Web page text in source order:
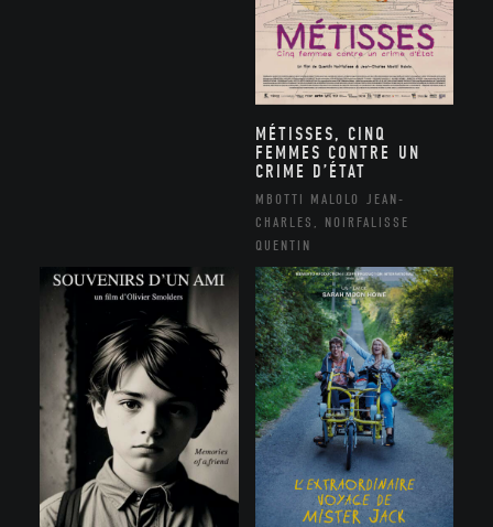
MÉTISSES, CINQ
FEMMES CONTRE UN
CRIME D’ÉTAT
MBOTTI MALOLO JEAN-
CHARLES, NOIRFALISSE
QUENTIN